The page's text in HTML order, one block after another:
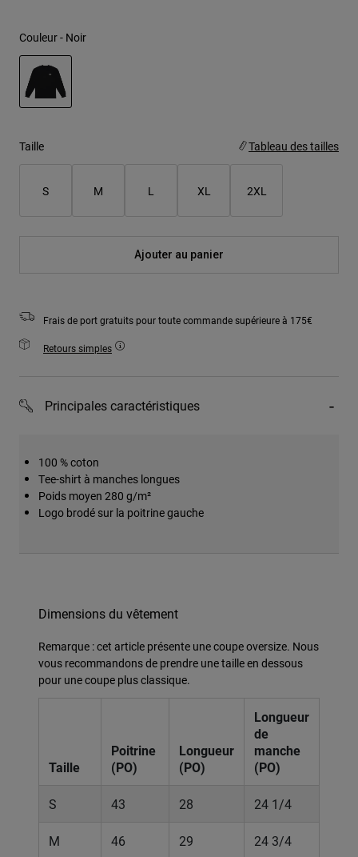
Couleur - Noir
Taille Tableau des tailles
S M L XL 2XL
Ajouter au panier
Frais de port gratuits pour toute commande supérieure à 175€
Retours simples
Principales caractéristiques
100 % coton
Tee-shirt à manches longues
Poids moyen 280 g/m²
Logo brodé sur la poitrine gauche
Dimensions du vêtement
Remarque : cet article présente une coupe oversize. Nous
vous recommandons de prendre une taille en dessous
pour une coupe plus classique.
Taille
Poitrine
(PO)
Longueur
(PO)
Longueur
de
manche
(PO)
S 43 28 24 1/4
M 46 29 24 3/4